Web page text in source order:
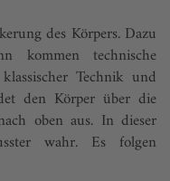
des Körpers. Dazu
kommen technische
Technik und
den Körper über die
oben aus. In dieser
wahr. Es folgen